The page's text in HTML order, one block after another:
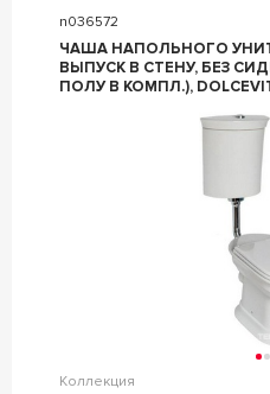
n036572
ЧАША НАПОЛЬНОГО
ВЫПУСК В СТЕНУ, БЕЗ
ПОЛУ В КОМПЛ.),
Коллекция